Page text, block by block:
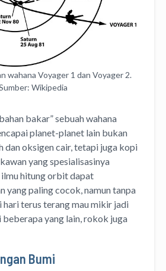
wahana Voyager 1 dan Voyager 2.
Wikipedia
bakar” sebuah wahana
planet-planet lain bukan
dan oksigen cair, tetapi juga kopi
yang spesialisasinya
hitung orbit dapat
yang paling cocok, namun tanpa
hari terus terang mau mikir jadi
yang lain, rokok juga
Bumi